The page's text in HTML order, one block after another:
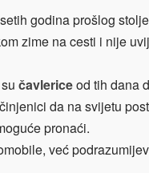
godina prošlog
zime na cesti i nije
čavlericeod tih dana
da na svijetu
pronaći.
već